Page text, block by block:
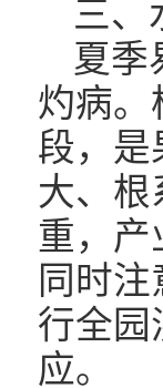
三、
夏季
灼病。
段，是
大、根
重，产
同时
行全园
应。